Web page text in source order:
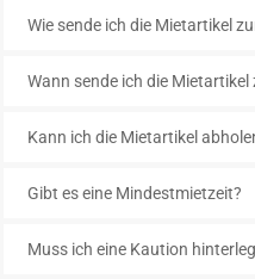
Wie sende ich die Mietartikel
Wann sende ich die Mietartikel
Kann ich die Mietartikel
Gibt es eine Mindestmietzeit?
Muss ich eine Kaution